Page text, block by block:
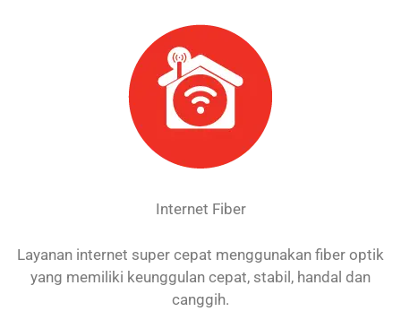
Internet Fiber
Layanan internet super cepat menggunakan fiber optik
yang memiliki keunggulan cepat, stabil, handal dan
canggih.